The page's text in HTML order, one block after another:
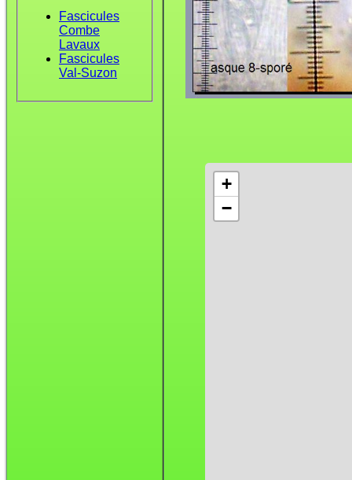
Fascicules
Combe
Lavaux
Fascicules
Val-Suzon
+
−